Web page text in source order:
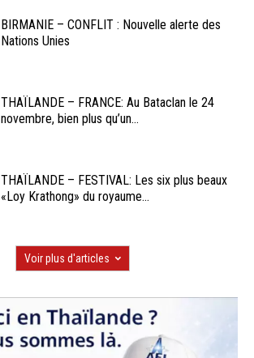
BIRMANIE – CONFLIT : Nouvelle alerte des
Nations Unies
THAÏLANDE – FRANCE: Au Bataclan le 24
novembre, bien plus qu’un...
THAÏLANDE – FESTIVAL: Les six plus beaux
«Loy Krathong» du royaume...
Voir plus d'articles